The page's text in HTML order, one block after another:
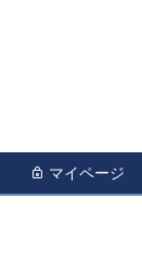
マイページ